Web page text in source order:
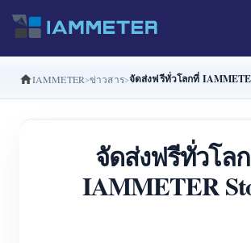
ผลิตภัณฑ์
มิเตอร์พลังงาน Wi-Fi เฟสเดียว
มิเตอร์พลังงาน Wi-Fi แบบ Split
มิเตอร์พลังงาน Wi-Fi สามเฟส
IAMMETER ข่าวสาร จัดส่งฟรีทั่วโลกที่
จัดส่งฟรีทั่วโล
IAMMETER